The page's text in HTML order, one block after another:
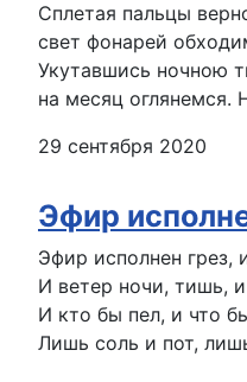
Сплетая пальцы
свет фонарей
Укутавшись ночною
на месяц оглянемся.
29 сентября 2020
Эфир
Эфир исполнен грез,
И ветер ночи, тишь,
И кто бы пел, и что
Лишь соль и пот,